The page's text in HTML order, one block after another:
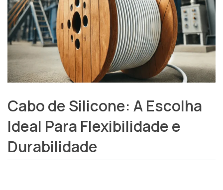
Cabo de Silicone: A Escolha
Ideal Para Flexibilidade e
Durabilidade